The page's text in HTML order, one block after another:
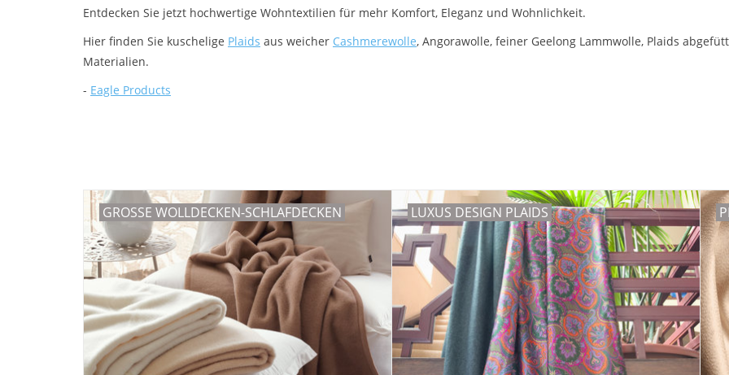
Entdecken Sie jetzt hochwertige Wohntextilien für mehr Komfort, Eleganz und Wohnlichkeit.
Hier finden Sie kuschelige Plaids aus weicher Cashmerewolle, Angorawolle, feiner Geelong Lammwolle, Plaids
Materialien.
- Eagle Products
GROSSE WOLLDECKEN-SCHLAFDECKEN LUXUS DESIGN PLAIDS